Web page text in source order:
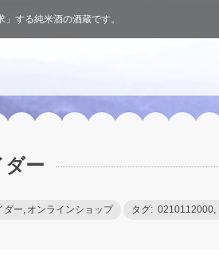
する純米酒の酒蔵です。
ダー
ダー オンラインショップ タグ: 0210112000,